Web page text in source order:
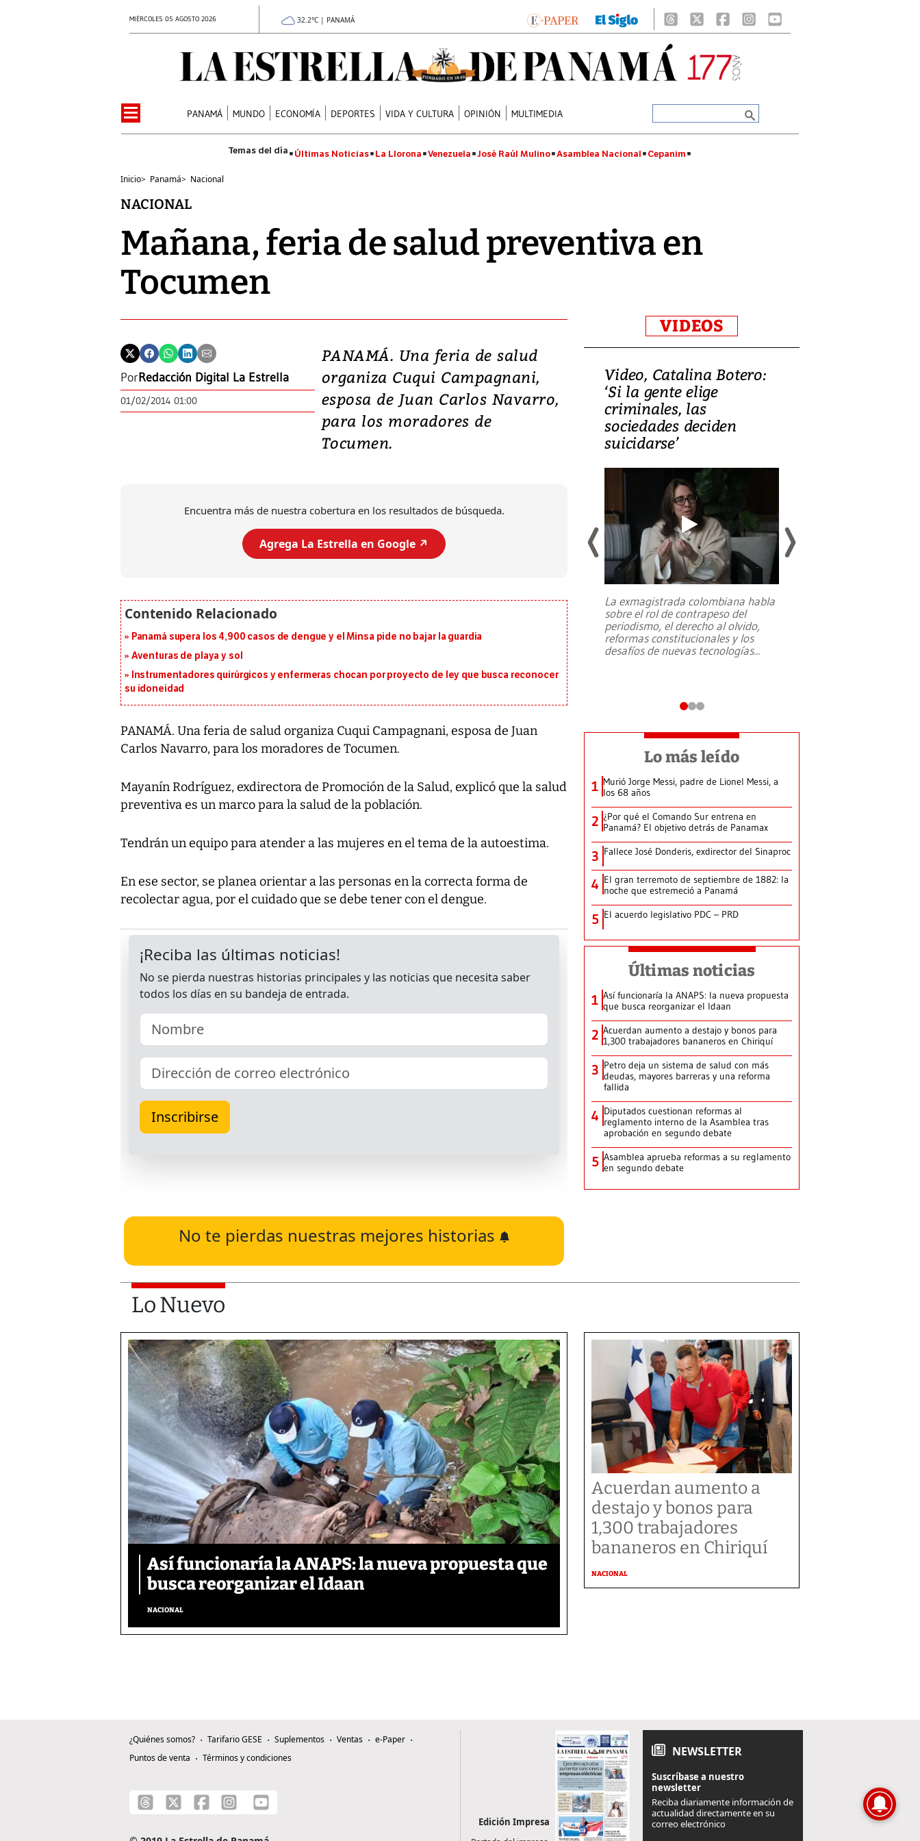
MIÉRCOLES 05 AGOSTO 2026 32.2°C | PANAMÁ
PANAMÁ MUNDO ECONOMÍA DEPORTES VIDA Y CULTURA OPINIÓN MULTIMEDIA
Últimas Noticias La Llorona Venezuela José Raúl Mulino Asamblea Nacional Cepanim
Inicio> Panamá> Nacional
NACIONAL
Mañana, feria de salud preventiva en
Tocumen
PorRedacción Digital La Estrella
01/02/2014 01:00
PANAMÁ. Una feria de salud
organiza Cuqui Campagnani,
esposa de Juan Carlos Navarro,
para los moradores de
Tocumen.
Encuentra más de nuestra cobertura en los resultados de búsqueda.
Agrega La Estrella en Google ↗️
Panamá supera los 4,900 casos de dengue y el Minsa pide no bajar la guardia
Aventuras de playa y sol
Instrumentadores quirúrgicos y enfermeras chocan por proyecto de ley que busca reconocer
su idoneidad
PANAMÁ. Una feria de salud organiza Cuqui Campagnani, esposa de Juan
Carlos Navarro, para los moradores de Tocumen.
Mayanín Rodríguez, exdirectora de Promoción de la Salud, explicó que la salud
preventiva es un marco para la salud de la población.
Tendrán un equipo para atender a las mujeres en el tema de la autoestima.
En ese sector, se planea orientar a las personas en la correcta forma de
recolectar agua, por el cuidado que se debe tener con el dengue.
No te pierdas nuestras mejores historias
VIDEOS
Video, Japón: Terremoto
deja heridos y graves
daños en Kumamoto
al sur de Japón, provocando una
Video, Catalina Botero:
‘Si la gente elige
criminales, las
sociedades deciden
suicidarse’
La exmagistrada colombiana habla
sobre el rol de contrapeso del
periodismo, el derecho al olvido,
reformas constitucionales y los
desafíos de nuevas tecnologías...
Lo más leído
1 Murió Jorge Messi, padre de Lionel Messi, a
los 68 años
2 ¿Por qué el Comando Sur entrena en
Panamá? El objetivo detrás de Panamax
3 Fallece José Donderis, exdirector del Sinaproc
4 El gran terremoto de septiembre de 1882: la
noche que estremeció a Panamá
5 El acuerdo legislativo PDC – PRD
Últimas noticias
1 Así funcionaría la ANAPS: la nueva propuesta
que busca reorganizar el Idaan
2 Acuerdan aumento a destajo y bonos para
1,300 trabajadores bananeros en Chiriquí
3 Petro deja un sistema de salud con más
deudas, mayores barreras y una reforma
fallida
4 Diputados cuestionan reformas al
reglamento interno de la Asamblea tras
aprobación en segundo debate
5 Asamblea aprueba reformas a su reglamento
en segundo debate
Lo Nuevo
Así funcionaría la ANAPS: la nueva propuesta que
busca reorganizar el Idaan
NACIONAL
Acuerdan aumento a
destajo y bonos para
1,300 trabajadores
bananeros en Chiriquí
NACIONAL
¿Quiénes somos? Tarifario GESE Suplementos Ventas
e-Paper
Puntos de venta
Términos y condiciones
Edición Impresa
NEWSLETTER
Suscríbase a nuestro
newsletter
Reciba diariamente información de
actualidad directamente en su
correo electrónico